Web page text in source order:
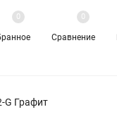
0
Сравнение
0
G Графит